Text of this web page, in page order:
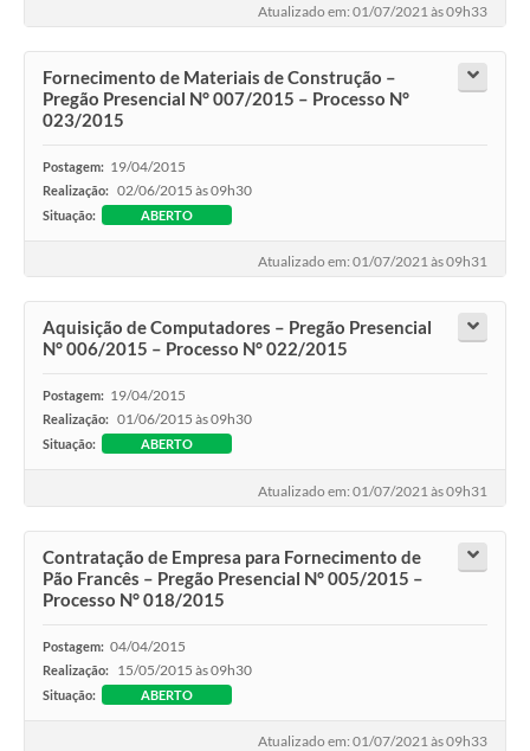
Projetos
Legislação
Links
A Prefeitura
Jornal
Diário Oficial
Contato
Atualizado em: 01/07/2021 às 09h33
Fornecimento de Materiais de Construção –
Pregão Presencial N° 007/2015 – Processo N°
023/2015
Postagem: 19/04/2015
Realização: 02/06/2015 às 09h30
Situação: ABERTO
Atualizado em: 01/07/2021 às 09h31
Aquisição de Computadores – Pregão Presencial
N° 006/2015 – Processo N° 022/2015
Postagem: 19/04/2015
Realização: 01/06/2015 às 09h30
Situação: ABERTO
Atualizado em: 01/07/2021 às 09h31
Contratação de Empresa para Fornecimento de
Pão Francês – Pregão Presencial N° 005/2015 –
Processo N° 018/2015
Postagem: 04/04/2015
Realização: 15/05/2015 às 09h30
Situação: ABERTO
Atualizado em: 01/07/2021 às 09h33